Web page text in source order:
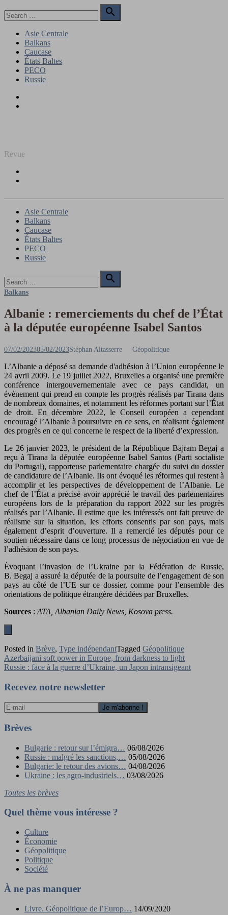
to
for:

Search
Asie Centrale
Balkans
Caucase
États Baltes
PECO
Russie
Revue
Asie Centrale
Balkans
Caucase
États Baltes
PECO
Russie
for:

Search
Balkans
Albanie : remerciements du chef de l’État
à la députée européenne Isabel Santos
Posted
07/02/202305/02/2023Author
Stéphan Altasserre Géopolitique
L’Albanie a déposé sa demande d'adhésion à l’Union européenne le
24 avril 2009. Le 19 juillet 2022, Bruxelles a organisé une première
conférence intergouvernementale avec ce pays candidat, un
évènement qui prend en compte les progrès réalisés par Tirana dans
de nombreux domaines, et notamment les réformes portant sur l’État
de droit. En décembre 2022, le Conseil européen a cependant
encouragé l’Albanie à poursuivre en ce sens, en réalisant également
des progrès en ce qui concerne le respect de la liberté d’expression.
Le 26 janvier 2023, le président de la République Bajram Begaj a
reçu à Tirana la députée européenne Isabel Santos (Parti socialiste
du Portugal), rapporteuse parlementaire chargée du suivi du dossier
de candidature de l’Albanie. Ils ont évoqué les réformes qui restent à
accomplir et les perspectives de développement de l’Albanie. Le
chef de l’État a précisé avoir apprécié le travail des parlementaires
européens lors de la préparation du rapport 2022 sur les progrès
réalisés par l’Albanie. Il estime que les intéressés ont fait preuve de
réalisme sur la situation, les efforts consentis par son pays, mais
également d’esprit d’ouverture. Il a remercié les députés pour ce
soutien nécessaire dans ce long processus de négociation en vue de
l’adhésion de son pays.
Évoquant l’invasion de l’Ukraine par la Fédération de Russie,
B. Begaj a assuré la députée de la poursuite de l’engagement de son
pays au côté de l’UE sur ce dossier, comme pour l’ensemble des
orientations de politique étrangère décidées par Bruxelles.
Sources : ATA, Albanian Daily News, Kosova press.
Posted in Brève, Type indépendantTagged Géopolitique
Navigation
de
l’article
Azerbaijani soft power in Europe, from darkness to light
Russie : face à la guerre d’Ukraine, un Japon intransigeant
Recevez notre newsletter
Brèves
Bulgarie : retour sur l’émigra… 06/08/2026
Russie : malgré les sanctions,… 05/08/2026
Bulgarie: le retour des avions… 04/08/2026
Ukraine : les agro-industriels… 03/08/2026
Toutes les brèves
Quel thème vous intéresse ?
Culture
Économie
Géopolitique
Politique
Société
À ne pas manquer
Livre. Géopolitique de l’Europ… 14/09/2020